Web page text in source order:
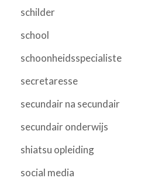
schilder
school
schoonheidsspecialiste
secretaresse
secundair na secundair
secundair onderwijs
shiatsu opleiding
social media